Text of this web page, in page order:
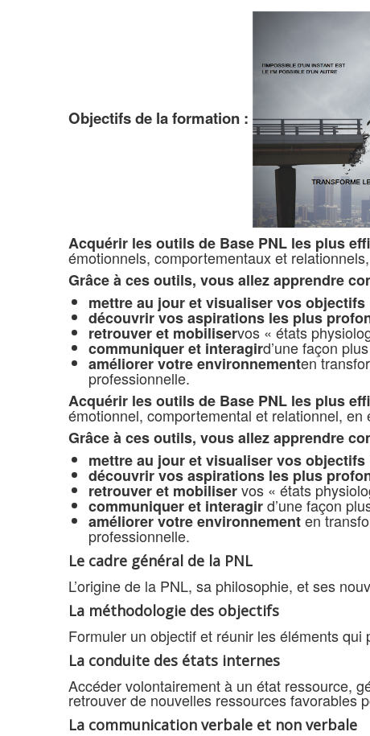
Objectifs de la formation :
Acquérir les outils de Base PNL les plus
émotionnels, comportementaux et
Grâce à ces outils, vous allez apprendre
mettre au jour et visualiser vos objectifs
découvrir vos aspirations les plus
retrouver et mobiliservos « états
communiquer et interagird’une façon
améliorer votre environnementen
professionnelle.
Acquérir les outils de Base PNL les plus
émotionnel, comportemental et relationnel,
Grâce à ces outils, vous allez apprendre
mettre au jour et visualiser vos objectifs
découvrir vos aspirations les plus
retrouver et mobiliservos « états
communiquer et interagird’une façon
améliorer votre environnementen
professionnelle.
Le cadre général de la PNL
L’origine de la PNL, sa philosophie, et ses
La méthodologie des objectifs
Formuler un objectif et réunir les éléments
La conduite des états internes
Accéder volontairement à un état ressource,
retrouver de nouvelles ressources favorables
La communication verbale et non verbale